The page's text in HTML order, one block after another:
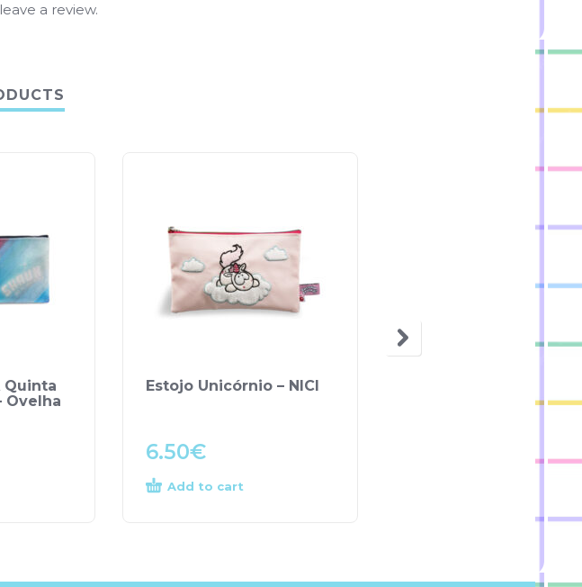
a review.
Quinta
Ovelha
Estojo Unicórnio – NICI
6.50€
Add to cart